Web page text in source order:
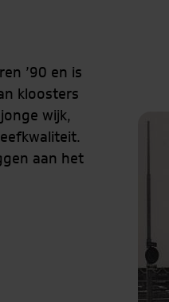
’90 en is
kloosters
wijk,
aan het